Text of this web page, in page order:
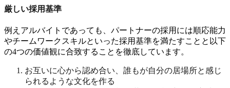
厳しい採用基準
例えアルバイトであっても、パートナーの採用には順応能力
やチームワークスキルといった採用基準を満たすことと以下
の4つの価値観に合致することを徹底しています。
お互いに心から認め合い、誰もが自分の居場所と感じ
られるような文化を作る